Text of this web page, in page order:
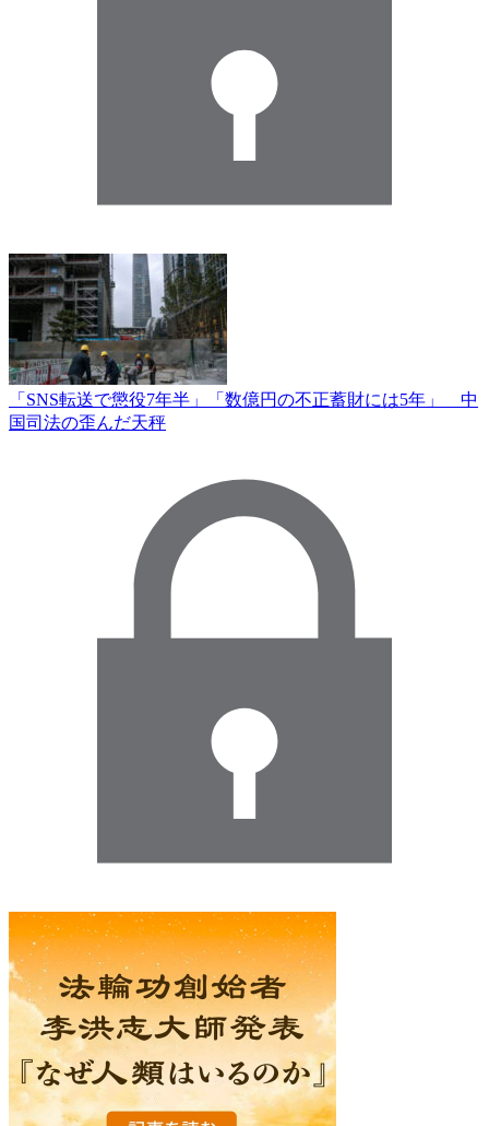
「SNS転送で懲役7年半」「数億円の不正蓄財には5年」 中
国司法の歪んだ天秤